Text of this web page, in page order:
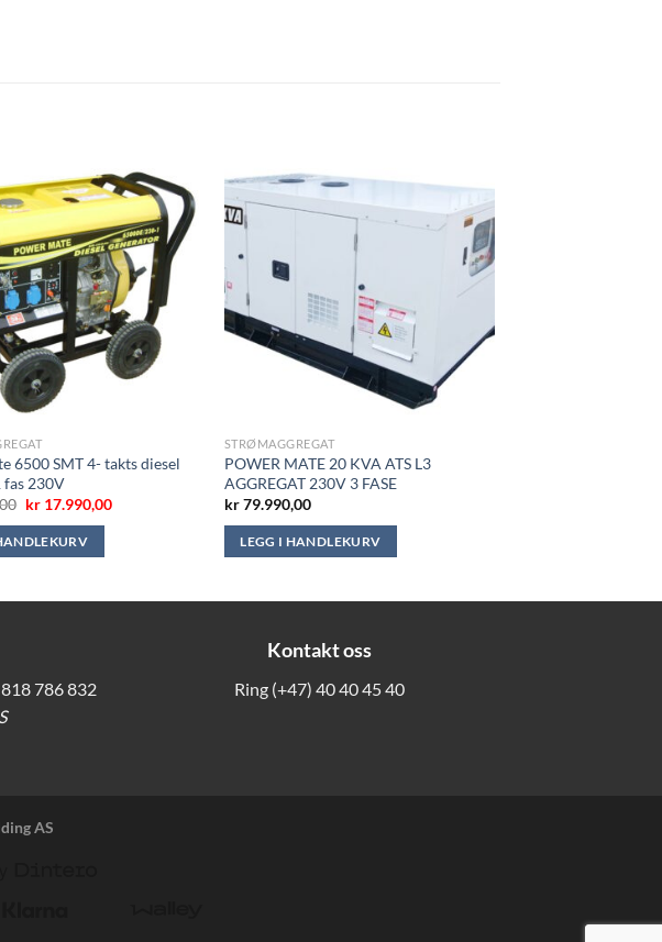
6500 SMT 4- takts diesel
fas 230V
Opprinnelig
var:
kr 19.990,00.
kr17.990,00Nåværende
STRØMAGGREGAT
POWER MATE 20 KVA ATS L3
AGGREGAT 230V 3 FASE
kr79.990,00
LEGG I HANDLEKURV
786 832
Kontakt oss
Ring (+47) 40 40 45 40
AS